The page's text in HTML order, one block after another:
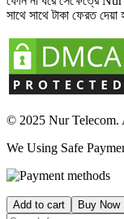
সাথে সাথে টাকা ফেরত দেয়া
© 2025 Nur Telecom.
We Using Safe
Add to cart Buy Now